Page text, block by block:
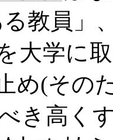
る教員
大学に
め(その
き高く